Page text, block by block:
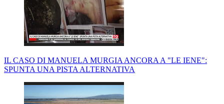
IL CASO DI MANUELA MURGIA ANCORA A "LE IENE":
SPUNTA UNA PISTA ALTERNATIVA